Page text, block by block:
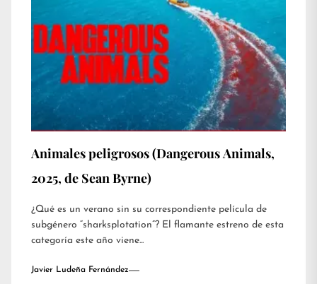
Animales peligrosos (Dangerous Animals,
2025, de Sean Byrne)
¿Qué es un verano sin su correspondiente película de
subgénero “sharksplotation”? El flamante estreno de esta
categoría este año viene...
Javier Ludeña Fernández